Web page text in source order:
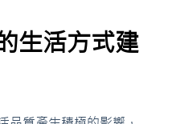
生活方式建